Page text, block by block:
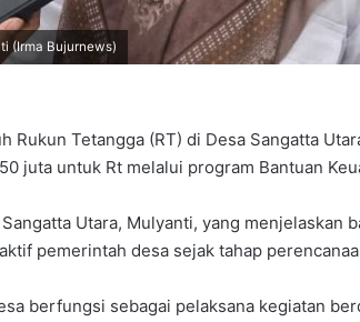
(Irma Bujurnews)
Rukun Tetangga (RT) di Desa Sangatta
juta untuk Rt melalui program Bantuan
Utara, Mulyanti, yang menjelaskan
pemerintah desa sejak tahap
berfungsi sebagai pelaksana kegiatan